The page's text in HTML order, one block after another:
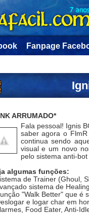
Fanpage
ARRUMADO*
Fala pessoal! Ignis
saber agora o
continua sendo
visual e um novo
pelo sistema anti-
algumas funções:
de Trainer (Ghoul,
sistema de
"Walk Better" que é
e logar char em
Food Eater, Anti-